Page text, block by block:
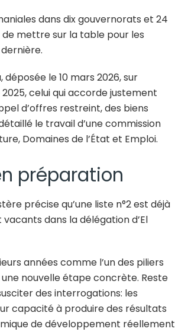
dans dix gouvernorats et 24
de mettre sur la table pour les
le 10 mars 2026, sur
celui qui accorde justement
d’offres restreint, des biens
le travail d’une commission
Domaines de l’État et Emploi.
préparation
précise qu’une liste n°2 est déjà
dans la délégation d’El
années comme l’un des piliers
nouvelle étape concrète. Reste
des interrogations: les
capacité à produire des résultats
de développement réellement